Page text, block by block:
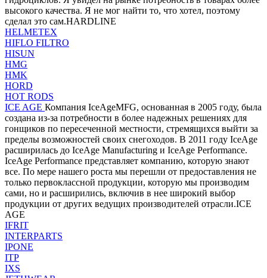
высокого качества. Я не мог найти то, что хотел, поэтому
сделал это сам.HARDLINE
HELMETEX
HIFLO FILTRO
HISUN
HMG
HMK
HORD
HOT RODS
ICE AGE Компания IceAgeMFG, основанная в 2005 году, была
создана из-за потребности в более надежных решениях для
гонщиков по пересеченной местности, стремящихся выйти за
пределы возможностей своих снегоходов. В 2011 году IceAge
расширилась до IceAge Manufacturing и IceAge Performance.
IceAge Performance представляет компанию, которую знают
все. По мере нашего роста мы перешли от предоставления не
только первоклассной продукции, которую мы производим
сами, но и расширились, включив в нее широкий выбор
продукции от других ведущих производителей отрасли.ICE
AGE
IFRIT
INTERPARTS
IPONE
ITP
IXS